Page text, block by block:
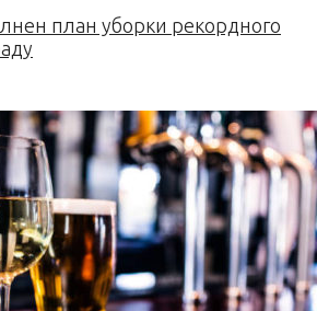
план уборки рекордного